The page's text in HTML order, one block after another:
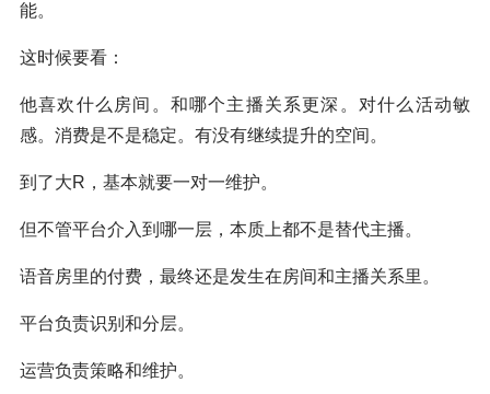
能。
这时候要看：
他喜欢什么房间。和哪个主播关系更深。对什么活动敏
感。消费是不是稳定。有没有继续提升的空间。
到了大R，基本就要一对一维护。
但不管平台介入到哪一层，本质上都不是替代主播。
语音房里的付费，最终还是发生在房间和主播关系里。
平台负责识别和分层。
运营负责策略和维护。